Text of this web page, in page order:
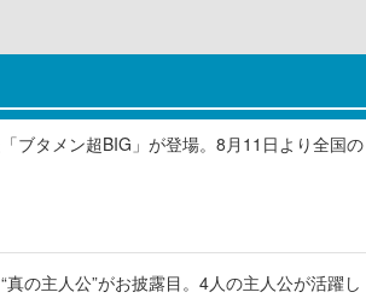
「ブタメン超BIG」が登場。8月11日より全国の
真の主人公”がお披露目。4人の主人公が活躍し